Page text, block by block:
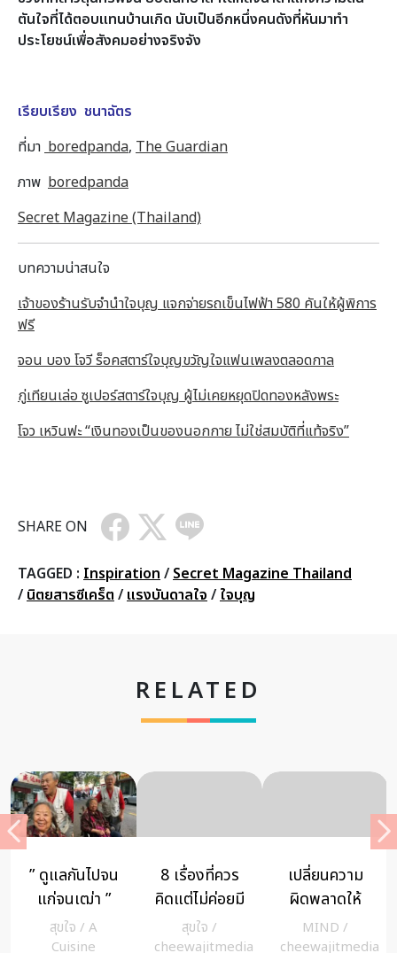
ตันใจที่ได้ตอบแทนบ้านเกิด นับเป็นอีกหนึ่งคนดังที่หันมาทำ
ประโยชน์เพื่อสังคมอย่างจริงจัง
เรียบเรียง ชนาฉัตร
ที่มา boredpanda, The Guardian
ภาพ boredpanda
Secret Magazine (Thailand)
บทความน่าสนใจ
เจ้าของร้านรับจำนำใจบุญ แจกจ่ายรถเข็นไฟฟ้า 580 คันให้ผู้พิการ
ฟรี
จอน บอง โจวี ร็อคสตาร์ใจบุญขวัญใจแฟนเพลงตลอดกาล
กู่เทียนเล่อ ซูเปอร์สตาร์ใจบุญ ผู้ไม่เคยหยุดปิดทองหลังพระ
โจว เหวินฟะ “เงินทองเป็นของนอกกาย ไม่ใช่สมบัติที่แท้จริง”
SHARE ON
TAGGED : Inspiration / Secret Magazine Thailand
/ นิตยสารซีเคร็ต / แรงบันดาลใจ / ใจบุญ
RELATED
” ดูแลกันไปจน
แก่จนเฒ่า ”
สองผู้เฒ่ากับ
ความรักที่ไม่
สุขใจ / A
Cuisine
8 เรื่องที่ควร
คิดแต่ไม่ค่อยมี
ใครคิด!!! โดย
คุณพศิน อิน
สุขใจ /
cheewajitmedia
เปลี่ยนความ
ผิดพลาดให้
เป็นบทเรียนสู่
ความสำเร็จ
MIND /
cheewajitmedia